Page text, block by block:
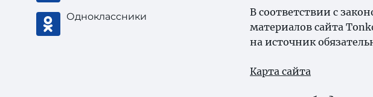
Одноклассники В соответствии с
материалов сайта
на источник
Карта сайта